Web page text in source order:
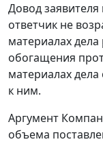
Довод
ответчик не
материалах
обогащения
материалах
к ним.
Аргумент
объема